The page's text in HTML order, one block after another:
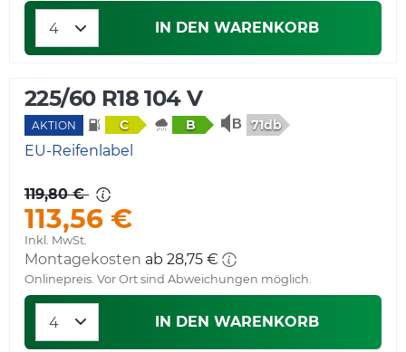
IN DEN WARENKORB
225/60 R18 104 V
AKTION C B 71db
EU-Reifenlabel
119,80 €
113,56 €
Inkl. MwSt.
Montagekosten ab 28,75 €
Onlinepreis. Vor Ort sind Abweichungen möglich.
IN DEN WARENKORB